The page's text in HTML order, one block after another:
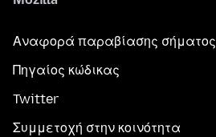
Αναφορά παραβίασης σήματος
Πηγαίος κώδικας
Twitter
Συμμετοχή στην κοινότητα